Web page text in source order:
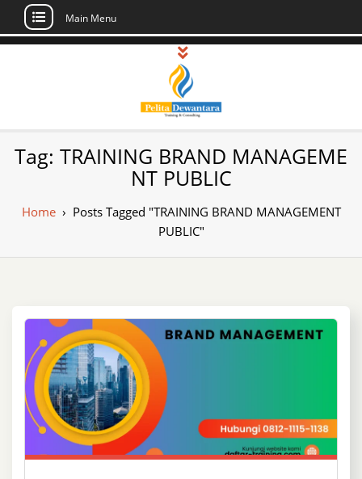
Skip
Main Menu
Pusat Pelatihan
dan Sertifikasi –
Daftar Training
Indonesia
Sertifikasi di Indonesia
Tag: TRAINING BRAND MANAGEME
NT PUBLIC
Home› Posts Tagged "TRAINING BRAND MANAGEMENT
PUBLIC"